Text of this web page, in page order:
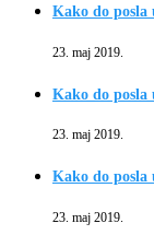
Kako do posla
23. maj 2019.
Kako do posla
23. maj 2019.
Kako do posla
23. maj 2019.